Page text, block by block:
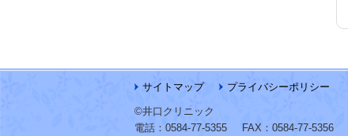
サイトマップ プライバシーポリシー
©井口クリニック
電話： 0584-77-5355 FAX： 0584-77-5356